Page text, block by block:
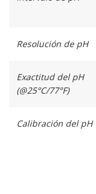
Resolución de pH
Exactitud del pH
(@25°C/77°F)
Calibración del pH